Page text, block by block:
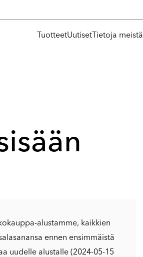
TuotteetUutisetTietoja meistä
alustamme, kaikkien
ennen ensimmäistä
uudelle alustalle (2024-05-15